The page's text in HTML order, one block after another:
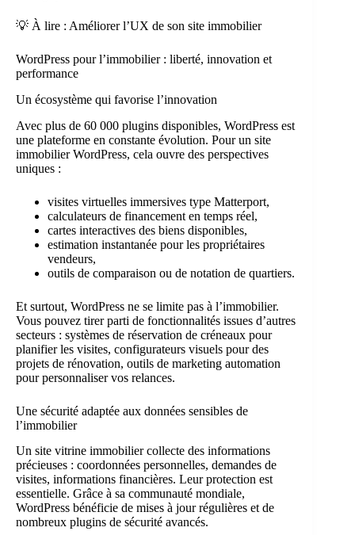
💡 À lire : Améliorer l’UX de son site immobilier
WordPress pour l’immobilier : liberté, innovation et
performance
Un écosystème qui favorise l’innovation
Avec plus de 60 000 plugins disponibles, WordPress est
une plateforme en constante évolution. Pour un site
immobilier WordPress, cela ouvre des perspectives
uniques :
visites virtuelles immersives type Matterport,
calculateurs de financement en temps réel,
cartes interactives des biens disponibles,
estimation instantanée pour les propriétaires
vendeurs,
outils de comparaison ou de notation de quartiers.
Et surtout, WordPress ne se limite pas à l’immobilier.
Vous pouvez tirer parti de fonctionnalités issues d’autres
secteurs : systèmes de réservation de créneaux pour
planifier les visites, configurateurs visuels pour des
projets de rénovation, outils de marketing automation
pour personnaliser vos relances.
Une sécurité adaptée aux données sensibles de
l’immobilier
Un site vitrine immobilier collecte des informations
précieuses : coordonnées personnelles, demandes de
visites, informations financières. Leur protection est
essentielle. Grâce à sa communauté mondiale,
WordPress bénéficie de mises à jour régulières et de
nombreux plugins de sécurité avancés.